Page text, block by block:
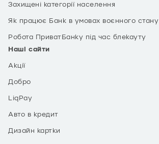
Захищені категорії населення
Як працює Банк в умовах воєнного стану
Робота ПриватБанку під час блекауту
Наші сайти
Акції
Добро
LiqPay
Авто в кредит
Дизайн картки